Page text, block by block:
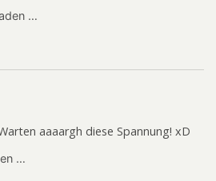
…
aaaargh diese Spannung! xD
…